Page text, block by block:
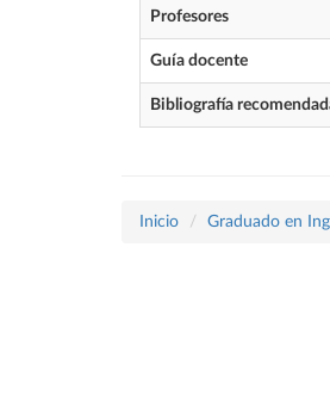
Profesores
Guía docente
Bibliografía
Inicio Graduado en